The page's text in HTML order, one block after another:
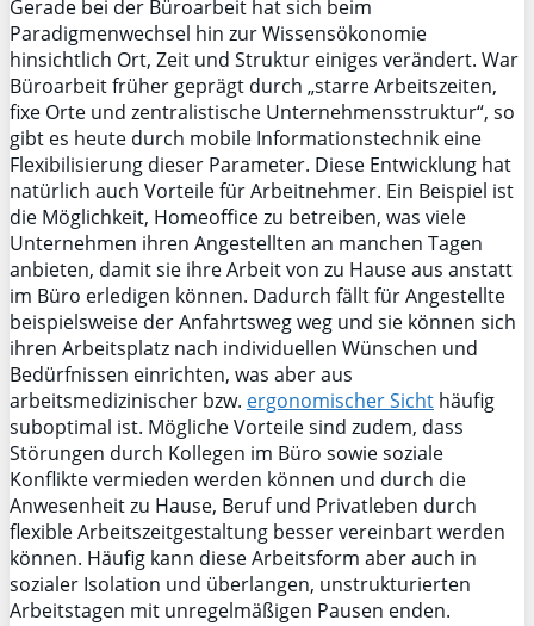
Gerade bei der Büroarbeit hat sich beim
Paradigmenwechsel hin zur Wissensökonomie
hinsichtlich Ort, Zeit und Struktur einiges verändert. War
Büroarbeit früher geprägt durch „starre Arbeitszeiten,
fixe Orte und zentralistische Unternehmensstruktur“, so
gibt es heute durch mobile Informationstechnik eine
Flexibilisierung dieser Parameter. Diese Entwicklung hat
natürlich auch Vorteile für Arbeitnehmer. Ein Beispiel ist
die Möglichkeit, Homeoffice zu betreiben, was viele
Unternehmen ihren Angestellten an manchen Tagen
anbieten, damit sie ihre Arbeit von zu Hause aus anstatt
im Büro erledigen können. Dadurch fällt für Angestellte
beispielsweise der Anfahrtsweg weg und sie können sich
ihren Arbeitsplatz nach individuellen Wünschen und
Bedürfnissen einrichten, was aber aus
arbeitsmedizinischer bzw. ergonomischer Sicht häufig
suboptimal ist. Mögliche Vorteile sind zudem, dass
Störungen durch Kollegen im Büro sowie soziale
Konflikte vermieden werden können und durch die
Anwesenheit zu Hause, Beruf und Privatleben durch
flexible Arbeitszeitgestaltung besser vereinbart werden
können. Häufig kann diese Arbeitsform aber auch in
sozialer Isolation und überlangen, unstrukturierten
Arbeitstagen mit unregelmäßigen Pausen enden.